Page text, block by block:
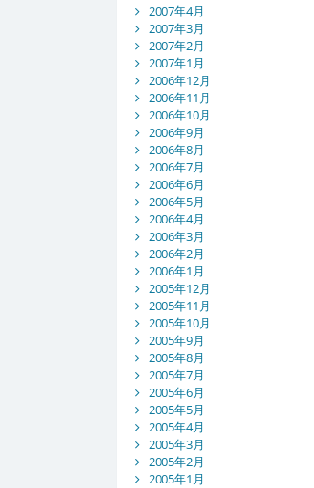
2007年4月
2007年3月
2007年2月
2007年1月
2006年12月
2006年11月
2006年10月
2006年9月
2006年8月
2006年7月
2006年6月
2006年5月
2006年4月
2006年3月
2006年2月
2006年1月
2005年12月
2005年11月
2005年10月
2005年9月
2005年8月
2005年7月
2005年6月
2005年5月
2005年4月
2005年3月
2005年2月
2005年1月